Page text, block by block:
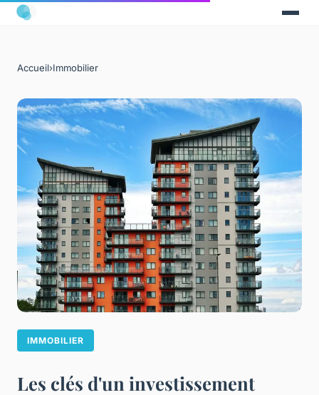
Accueil›Immobilier
IMMOBILIER
Les clés d'un investissement